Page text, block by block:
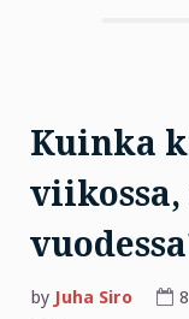
Kuinka
viikossa,
by Juha Siro